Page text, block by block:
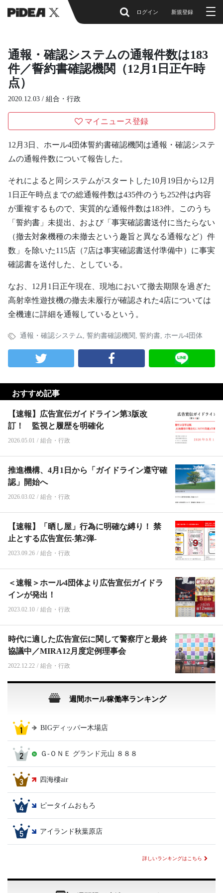
ログイン 新規登録
通報・確認システムの通報件数は183
件／誓約書確認機関（12月1日正午時
点）
2020.12.03 / 組合・行政
マイニュース登録
12月3日、ホール4団体誓約書確認機関は通報・確認システ
ムの通報件数について報告した。
それによると同システムがスタートした10月19日から12月
1日正午時点までの総通報件数は435件のうち252件は内容
が重複するもので、実質的な通報件数は183件。このうち
「誓約書」未提出、および「事実確認書送付に当たらない
（撤去対象機種の未撤去という趣旨と異なる通報など）件
数」を除いた115店（7店は事実確認書送付準備中）に事実
確認書を送付した、としている。
なお、12月1日正午現在、現地において撤去期限を過ぎた
高射幸性遊技機の撤去未履行が確認された4店については
全機連に詳細を通報しているという。
通報・確認システム, 誓約書確認機関 , 誓約書, ホール4団体
おすすめ記事
【速報】広告宣伝ガイドライン第3版改
訂！ 監視と履歴を明確化
2026.05.01 / 組合・行政
推進機構、4月1日から「ガイドライン遵守確
認」開始へ
2026.03.02 / 組合・行政
【速報】「晒し屋」行為に明確な縛り！ 禁
止とする広告宣伝-第2弾-
2023.09.26 / 組合・行政
＜速報＞ホール4団体より広告宣伝ガイドラ
インが発出！
2023.02.10 / 組合・行政
時代に適した広告宣伝に関して警察庁と最終
協議中／MIRA12月度定例理事会
2022.12.22 / 組合・行政
週間ホール稼働率ランキング
BIGディッパー木場店
Ｇ‐ＯＮＥ グランド元山 ８８８
四海樓air
ピータイムおもろ
アイランド秋葉原店
詳しいランキングはこちら